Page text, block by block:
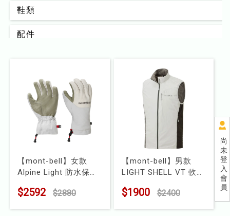
尚
未
登
入
會
員
鞋類
配件
男款
女款
睡眠系統
器材裝備
兒童
【mont-bell】女款
Alpine Light 防水保暖
型號 : 1118980
$2592 $2880
【mont-bell】男款
LIGHT SHELL VT 軟殼
型號 : 1106559
$1900 $2400